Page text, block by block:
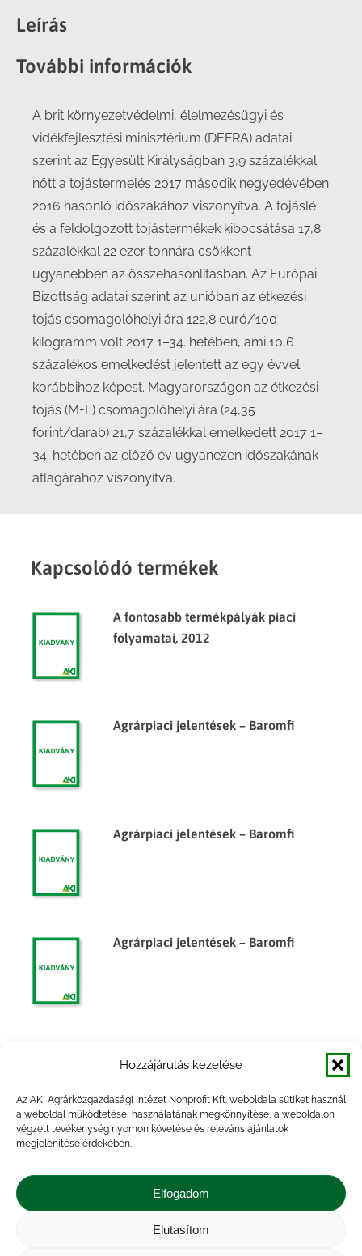
Hozzájárulás kezelése
Az AKI Agrárközgazdasági Intézet Nonprofit Kft. weboldala sütiket használ
a weboldal működtetése, használatának megkönnyítése, a weboldalon
végzett tevékenység nyomon követése és releváns ajánlatok
megjelenítése érdekében.
Elfogadom
Elutasítom
Facebook
X
Leírás
További információk
A brit környezetvédelmi, élelmezésügyi és
vidékfejlesztési minisztérium (DEFRA) adatai
szerint az Egyesült Királyságban 3,9 százalékkal
nőtt a tojástermelés 2017 második negyedévében
2016 hasonló időszakához viszonyítva. A tojáslé
és a feldolgozott tojástermékek kibocsátása 17,8
százalékkal 22 ezer tonnára csökkent
ugyanebben az összehasonlításban. Az Európai
Bizottság adatai szerint az unióban az étkezési
tojás csomagolóhelyi ára 122,8 euró/100
kilogramm volt 2017 1–34. hetében, ami 10,6
százalékos emelkedést jelentett az egy évvel
korábbihoz képest. Magyarországon az étkezési
tojás (M+L) csomagolóhelyi ára (24,35
forint/darab) 21,7 százalékkal emelkedett 2017 1–
34. hetében az előző év ugyanezen időszakának
átlagárához viszonyítva.
Kapcsolódó termékek
A fontosabb termékpályák piaci
folyamatai, 2012
Agrárpiaci jelentések – Baromfi
Agrárpiaci jelentések – Baromfi
Agrárpiaci jelentések – Baromfi